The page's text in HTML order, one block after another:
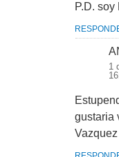
P.D. soy
1
gustaria